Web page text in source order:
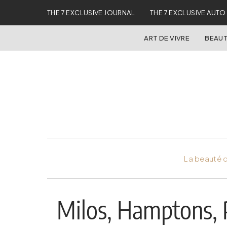
THE 7 EXCLUSIVE JOURNAL THE 7 EXCLUSIVE AUTO
ART DE VIVRE
La beauté
Milos, Hamptons,